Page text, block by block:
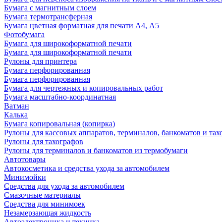
Бумага с магнитным слоем
Бумага термотрансферная
Бумага цветная форматная для печати А4, А5
Фотобумага
Бумага для широкоформатной печати
Бумага для широкоформатной печати
Рулоны для принтера
Бумага перфорированная
Бумага перфорированная
Бумага для чертежных и копировальных работ
Бумага масштабно-координатная
Ватман
Калька
Бумага копировальная (копирка)
Рулоны для кассовых аппаратов, терминалов, банкоматов и
Рулоны для тахографов
Рулоны для терминалов и банкоматов из термобумаги
Автотовары
Автокосметика и средства ухода за автомобилем
Минимойки
Средства для ухода за автомобилем
Смазочные материалы
Средства для минимоек
Незамерзающая жидкость